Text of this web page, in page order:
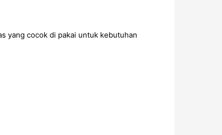
yang cocok di pakai untuk kebutuhan